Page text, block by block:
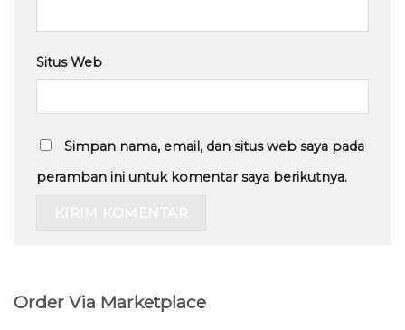
Situs Web
Simpan nama, email, dan situs web saya pada
peramban ini untuk komentar saya berikutnya.
Order Via Marketplace